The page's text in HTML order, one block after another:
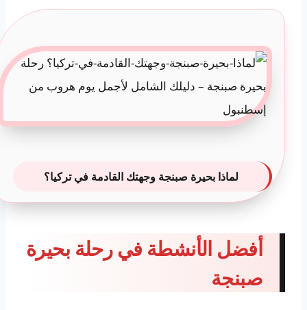
لماذا بحيرة صبنجة وجهتك القادمة في تركيا؟
أفضل الأنشطة في رحلة بحيرة
صبنجة